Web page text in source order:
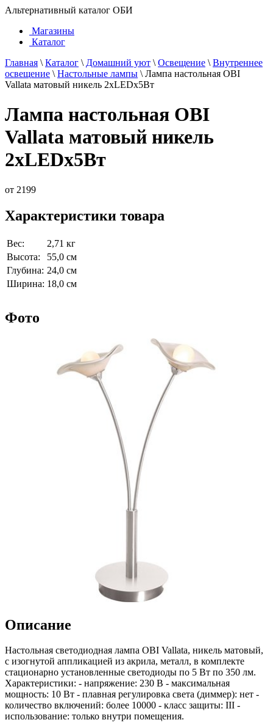
Альтернативный каталог ОБИ
Магазины
Каталог
Главная \ Каталог \ Домашний уют \ Освещение \ Внутреннее
освещение \ Настольные лампы \ Лампа настольная OBI
Vallata матовый никель 2xLEDx5Вт
Лампа настольная OBI
Vallata матовый никель
2xLEDx5Вт
от 2199
Характеристики товара
Вес:
2,71 кг
Высота:
55,0 см
Глубина: 24,0 см
Ширина: 18,0 см
Фото
Описание
Настольная светодиодная лампа OBI Vallata, никель матовый,
с изогнутой аппликацией из акрила, металл, в комплекте
стационарно установленные светодиоды по 5 Вт по 350 лм.
Характеристики: - напряжение: 230 В - максимальная
мощность: 10 Вт - плавная регулировка света (диммер): нет -
количество включений: более 10000 - класс защиты: III -
использование: только внутри помещения.